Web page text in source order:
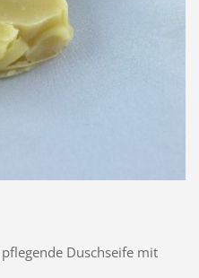
Duschseife mit